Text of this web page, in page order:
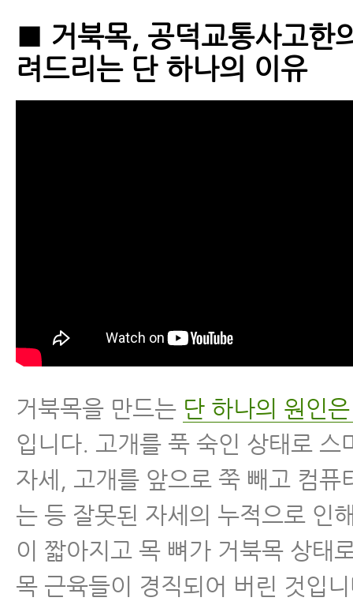
■ 거북목, 공덕교통사고한
려드리는 단 하나의 이유
거북목을 만드는 단 하나의 원인
입니다. 고개를 푹 숙인 상태로 스
자세, 고개를 앞으로 쭉 빼고 컴퓨
는 등 잘못된 자세의 누적으로 인
이 짧아지고 목 뼈가 거북목 상태
목 근육들이 경직되어 버린 것입